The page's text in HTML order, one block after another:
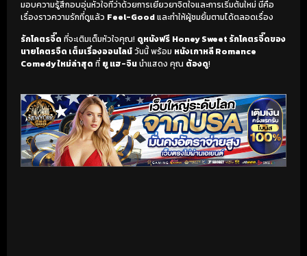
มอบความรู้สึกอบอุ่นหัวใจที่ว่าด้วยการเยียวยาจิตใจและการเริ่มต้นใหม่ นี่คือ
เรื่องราวความรักที่ดูแล้ว Feel-Goodและทำให้ผู้ชมยิ้มตามได้ตลอดเรื่อง
รักโคตรจี๊ด ที่จะเติมเต็มหัวใจคุณ! ดูหนังฟรี Honey Sweet รักโคตรจี๊ดของ
นายโคตรจืด เต็มเรื่องออนไลน์วันนี้ พร้อม หนังเกาหลี Romance
Comedy ใหม่ล่าสุด ที่ ยู แฮ-จินนำแสดง คุณ ต้องดู!